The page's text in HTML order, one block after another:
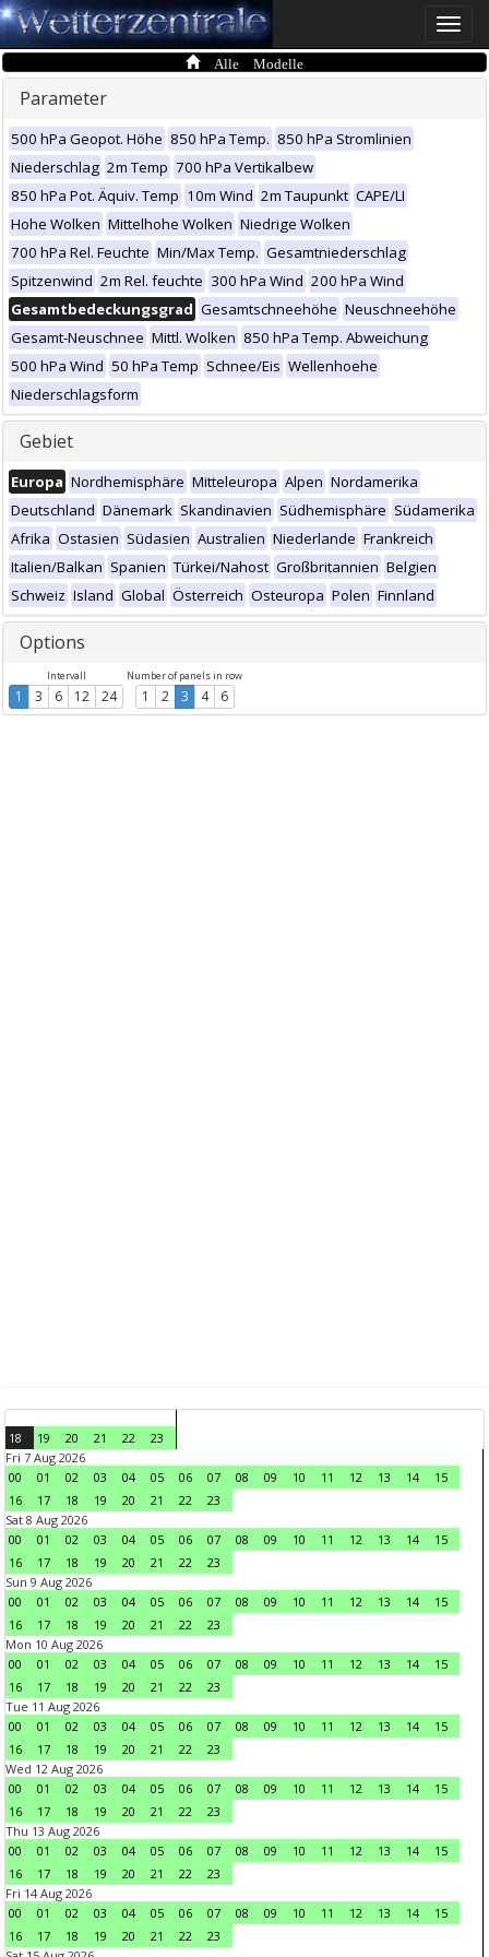
Toggle
Alle Modelle
Parameter
500 hPa Geopot. Höhe 850 hPa Temp. 850 hPa Stromlinien
Niederschlag 2m Temp 700 hPa Vertikalbew
850 hPa Pot. Äquiv. Temp 10m Wind 2m Taupunkt CAPE/LI
Hohe Wolken Mittelhohe Wolken Niedrige Wolken
700 hPa Rel. Feuchte Min/Max Temp. Gesamtniederschlag
Spitzenwind 2m Rel. feuchte 300 hPa Wind 200 hPa Wind
Gesamtbedeckungsgrad Gesamtschneehöhe Neuschneehöhe
Gesamt-Neuschnee Mittl. Wolken 850 hPa Temp. Abweichung
500 hPa Wind 50 hPa Temp Schnee/Eis Wellenhoehe
Niederschlagsform
Gebiet
Europa Nordhemisphäre Mitteleuropa Alpen Nordamerika
Deutschland Dänemark Skandinavien Südhemisphäre Südamerika
Afrika Ostasien Südasien Australien Niederlande Frankreich
Italien/Balkan Spanien Türkei/Nahost Großbritannien Belgien
Schweiz Island Global Österreich Osteuropa Polen Finnland
Options
Intervall
1 3 6 12 24
Number of panels in row
1 2 3 4 6
18 19 20 21 22
23
Fri 7 Aug 2026
00
01 02 03 04 05 06 07 08 09 10 11 12 13 14
15
16
17 18 19 20 21 22
23
Sat 8 Aug 2026
00
01 02 03 04 05 06 07 08 09 10 11 12 13 14
15
16
17 18 19 20 21 22
23
Sun 9 Aug 2026
00
01 02 03 04 05 06 07 08 09 10 11 12 13 14
15
16
17 18 19 20 21 22
23
Mon 10 Aug 2026
00
01 02 03 04 05 06 07 08 09 10 11 12 13 14
15
16
17 18 19 20 21 22
23
Tue 11 Aug 2026
00
01 02 03 04 05 06 07 08 09 10 11 12 13 14
15
16
17 18 19 20 21 22
23
Wed 12 Aug 2026
00
01 02 03 04 05 06 07 08 09 10 11 12 13 14
15
16
17 18 19 20 21 22
23
Thu 13 Aug 2026
00
01 02 03 04 05 06 07 08 09 10 11 12 13 14
15
16
17 18 19 20 21 22
23
Fri 14 Aug 2026
00
01 02 03 04 05 06 07 08 09 10 11 12 13 14
15
16
17 18 19 20 21 22
23